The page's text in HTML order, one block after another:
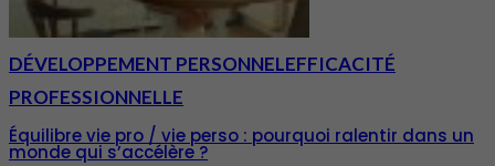
DÉVELOPPEMENT PERSONNELEFFICACITÉ
PROFESSIONNELLE
Équilibre vie pro / vie perso : pourquoi ralentir dans un
monde qui s’accélère ?